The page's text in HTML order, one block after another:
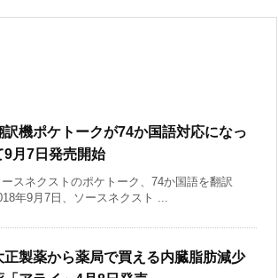
訳機ポケトークが74か国語対応になっ
9月7日発売開始
ースネクストのポケトーク、74か国語を翻訳
年9月7日、ソースネクスト ...
正製薬から薬局で買える内臓脂肪減少